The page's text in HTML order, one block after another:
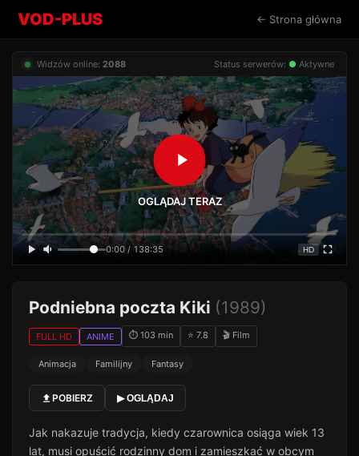
VOD-PLUS ← Strona główna
Widzów online: 2088 Status serwerów: ● Aktywne
OGLĄDAJ TERAZ
0:00 / 138:35 HD
Podniebna poczta Kiki (1989)
FULL HD ANIME ⏱ 103 min ⭐ 7.8 🎬 Film
Animacja Familijny Fantasy
POBIERZ ▶ OGLĄDAJ
Jak nakazuje tradycja, kiedy czarownica osiąga wiek 13
lat, musi opuścić rodzinny dom i zamieszkać w obcym